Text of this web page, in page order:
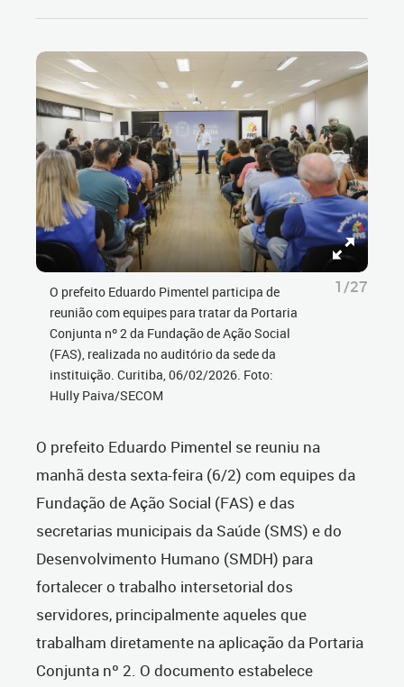
O prefeito Eduardo Pimentel participa de
reunião com equipes para tratar da Portaria
Conjunta nº 2 da Fundação de Ação Social
(FAS), realizada no auditório da sede da
instituição. Curitiba, 06/02/2026. Foto:
Hully Paiva/SECOM
1/27
O prefeito Eduardo Pimentel se reuniu na
manhã desta sexta-feira (6/2) com equipes da
Fundação de Ação Social (FAS) e das
secretarias municipais da Saúde (SMS) e do
Desenvolvimento Humano (SMDH) para
fortalecer o trabalho intersetorial dos
servidores, principalmente aqueles que
trabalham diretamente na aplicação da Portaria
Conjunta nº 2. O documento estabelece